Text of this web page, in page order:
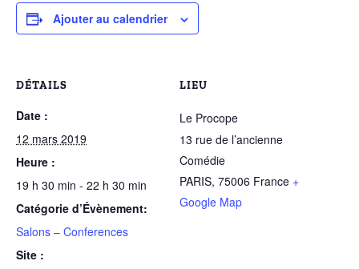
Ajouter au calendrier
DÉTAILS
Date :
12 mars 2019
Heure :
19 h 30 min - 22 h 30 min
Catégorie d’Évènement:
Salons – Conferences
Site :
LIEU
Le Procope
13 rue de l’ancienne
Comédie
PARIS, 75006 France +
Google Map